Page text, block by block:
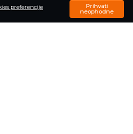
preferencije Prihvati
neophodne